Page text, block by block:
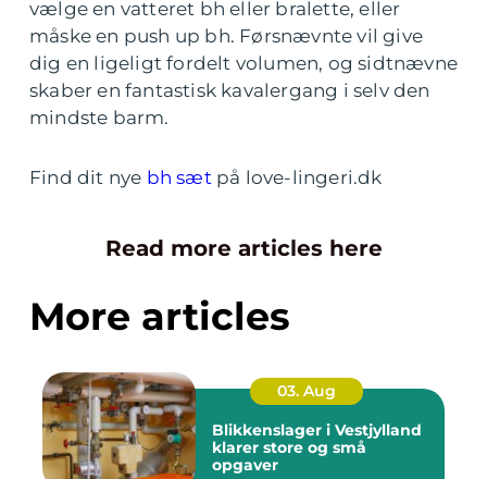
vælge en vatteret bh eller bralette, eller
måske en push up bh. Førsnævnte vil give
dig en ligeligt fordelt volumen, og sidtnævne
skaber en fantastisk kavalergang i selv den
mindste barm.
Find dit nye bh sætpå love-lingeri.dk
Read more articles here
More articles
03. Aug
Blikkenslager i Vestjylland
klarer store og små
opgaver